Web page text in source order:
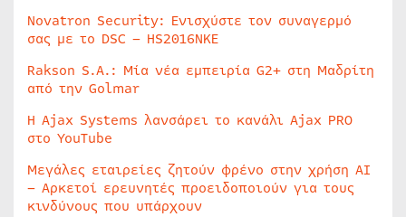
Novatron Security: Ενισχύστε τον συναγερμό
σας με το DSC – HS2016NKE
Rakson S.A.: Μία νέα εμπειρία G2+ στη Μαδρίτη
από την Golmar
Η Ajax Systems λανσάρει το κανάλι Ajax PRO
στο YouTube
Μεγάλες εταιρείες ζητούν φρένο στην χρήση AI
– Αρκετοί ερευνητές προειδοποιούν για τους
κινδύνους που υπάρχουν